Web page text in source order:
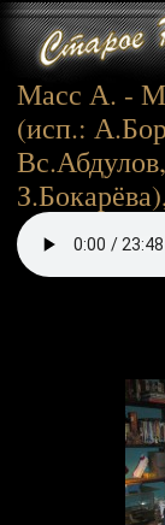
Масс А. -
(исп.: